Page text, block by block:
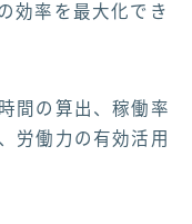
効率を最大化でき
間の算出、稼働率
労働力の有効活用